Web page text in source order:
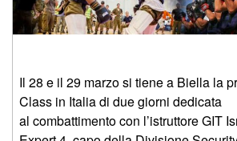
Il 28 e il 29 marzo si tiene a Biella la
Class in Italia di due giorni dedicata
al combattimento con l’istruttore GIT